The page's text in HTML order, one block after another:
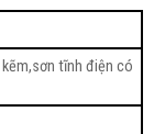
tĩnh điện có